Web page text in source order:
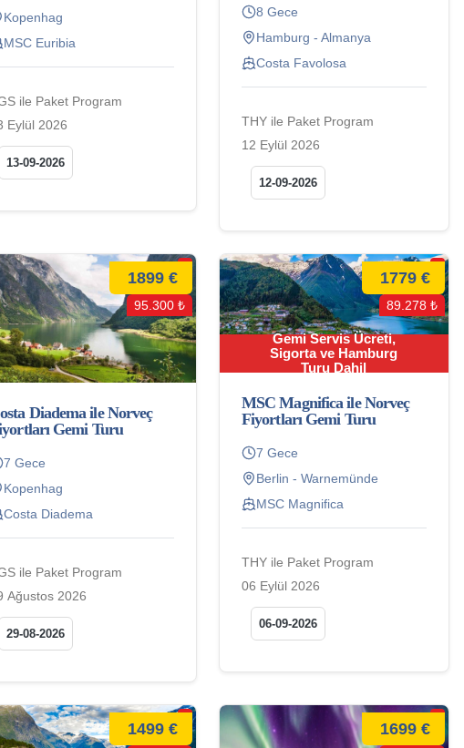
Kopenhag
MSC Euribia
ile Paket Program
Eylül 2026
13-09-2026
8 Gece
Hamburg - Almanya
Costa Favolosa
THY ile Paket Program
12 Eylül 2026
12-09-2026
1899 €
95.300 ₺
Diadema ile Norveç
Gemi Turu
7 Gece
Kopenhag
Costa Diadema
ile Paket Program
Ağustos 2026
29-08-2026
Gemi Servis Ücreti,
Sigorta ve Hamburg
Turu Dahil
1779 €
89.278 ₺
MSC Magnifica ile Norveç
Fiyortları Gemi Turu
7 Gece
Berlin - Warnemünde
MSC Magnifica
THY ile Paket Program
06 Eylül 2026
06-09-2026
1499 € 1699 €